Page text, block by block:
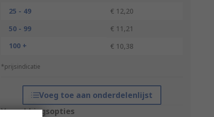
25 - 49
€ 12,20
50 - 99
€ 11,21
100 +
€ 10,38
*prijsindicatie
Voeg toe aan onderdelenlijst
Verpakkingsopties